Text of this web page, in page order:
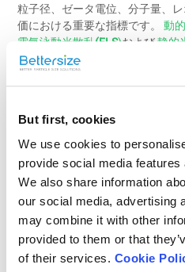
But first, cookies
We use cookies to
provide social media
We also share information
our social media, advertising
may combine it with other
provided to them or that
of their services. Cookie
粒子径、ゼータ電位、分子量、
価における重要な指標です。 動
電気泳動光散乱(ELS)および静的
載したナノ粒子分析装置
価をより高感度、高精度に測定し
応用分野
ナノマテリアル、製薬、タンパ
インク・顔料、化粧品、洗剤、
ナノ粒子径・ゼー